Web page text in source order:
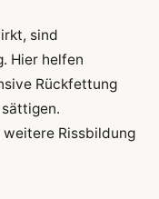
sind
Hier helfen
Rückfettung
weitere Rissbildung